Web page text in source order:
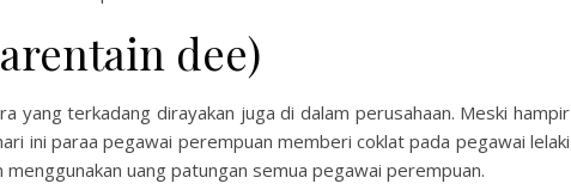
dee)
yang terkadang dirayakan juga di dalam perusahaan. Meski hampir
ini paraa pegawai perempuan memberi coklat pada pegawai lelaki
uang patungan semua pegawai perempuan.